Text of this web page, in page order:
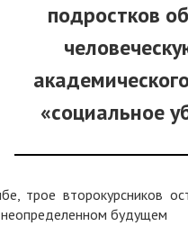
подростков
«социальное
трое второкурсников
будущем